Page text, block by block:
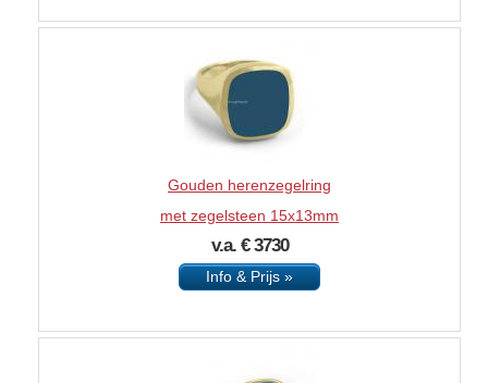
Gouden herenzegelring
met zegelsteen 15x13mm
v.a. € 3730
Info & Prijs »